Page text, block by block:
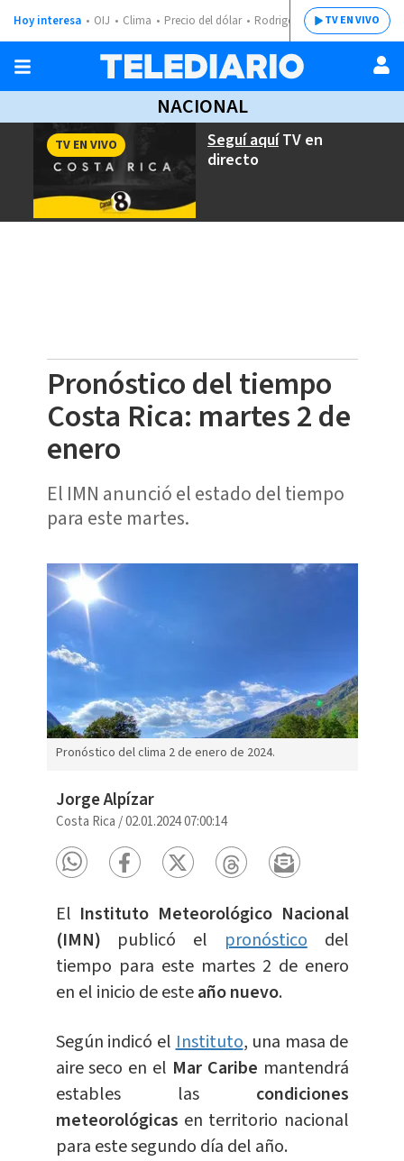
Hoy interesa OIJ Clima Precio del dólar Rodrigo ChavesTV EN VIVO
NACIONAL
Seguí aquíTV en
directo
TV EN VIVO
Pronóstico del tiempo
Costa Rica: martes 2 de
enero
El IMN anunció el estado del tiempo
para este martes.
Pronóstico del clima 2 de enero de 2024.
Jorge Alpízar
Costa Rica /02.01.2024 07:00:14
El Instituto Meteorológico Nacional
(IMN) publicó el pronósticodel
tiempo para este martes 2 de enero
en el inicio de esteañonuevo.
Según indicó elInstituto, una masa de
aire seco en el Mar Caribe mantendrá
estables las condiciones
meteorológicas en territorio nacional
para este segundo día del año.